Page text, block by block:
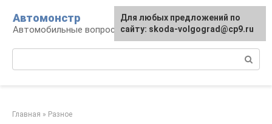
контенту
Автомонстр
Автомобильные вопросы и ответы
Главная » Разное
Для любых предложений по
сайту: skoda-volgograd@cp9.ru